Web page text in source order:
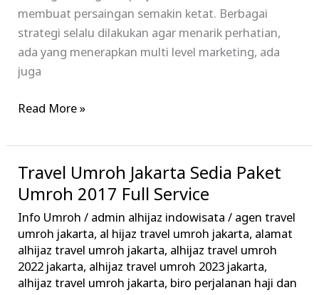
membuat persaingan semakin ketat. Berbagai
strategi selalu dilakukan agar menarik perhatian,
ada yang menerapkan multi level marketing, ada
juga
Read More »
Travel Umroh Jakarta Sedia Paket
Umroh 2017 Full Service
Info Umroh / admin alhijaz indowisata/ agen travel
umroh jakarta, al hijaz travel umroh jakarta, alamat
alhijaz travel umroh jakarta, alhijaz travel umroh
2022 jakarta, alhijaz travel umroh 2023 jakarta,
alhijaz travel umroh jakarta, biro perjalanan haji dan
Travel
Umroh
Jakarta
Sedia
Paket
Umroh
2017